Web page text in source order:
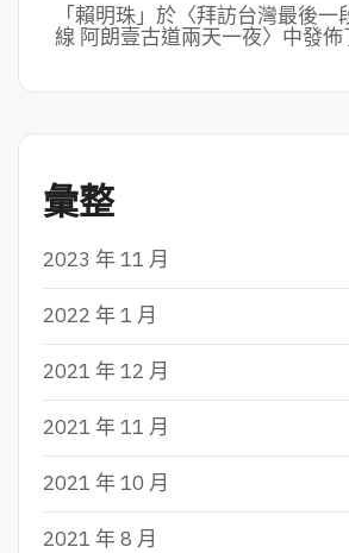
「賴明珠」於〈拜訪台灣最後一
線 阿朗壹古道兩天一夜〉中發
彙整
2023 年 11 月
2022 年 1 月
2021 年 12 月
2021 年 11 月
2021 年 10 月
2021 年 8 月